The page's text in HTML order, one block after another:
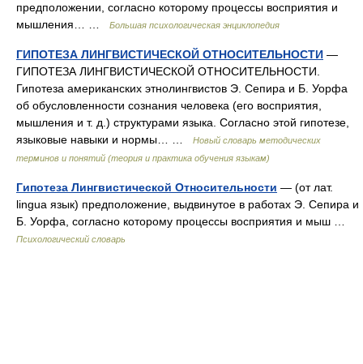
предположении, согласно которому процессы восприятия и
мышления… …
Большая психологическая энциклопедия
ГИПОТЕЗА ЛИНГВИСТИЧЕСКОЙ ОТНОСИТЕЛЬНОСТИ —
ГИПОТЕЗА ЛИНГВИСТИЧЕСКОЙ ОТНОСИТЕЛЬНОСТИ.
Гипотеза американских этнолингвистов Э. Сепира и Б. Уорфа
об обусловленности сознания человека (его восприятия,
мышления и т. д.) структурами языка. Согласно этой гипотезе,
языковые навыки и нормы… …
Новый словарь методических
терминов и понятий (теория и практика обучения языкам)
Гипотеза Лингвистической Относительности — (от лат.
lingua язык) предположение, выдвинутое в работах Э. Сепира и
Б. Уорфа, согласно которому процессы восприятия и мыш …
Психологический словарь